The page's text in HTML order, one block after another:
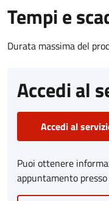
Tempi e
Durata massima del
Accedi al
Accedi al
Puoi ottenere
appuntamento